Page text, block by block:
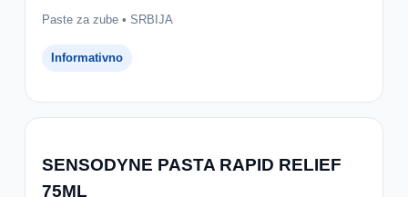
Paste za zube • SRBIJA
Informativno
SENSODYNE PASTA RAPID RELIEF
75ML